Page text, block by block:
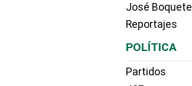
José Boquete
Reportajes
POLÍTICA
Partidos